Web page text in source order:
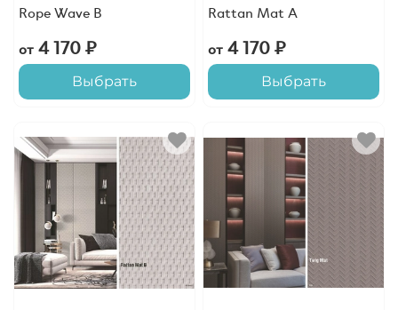
Rope Wave B
от4 170 ₽
Выбрать
Rattan Mat A
от4 170 ₽
Выбрать